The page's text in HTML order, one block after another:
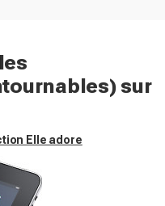
sur
Elle adore